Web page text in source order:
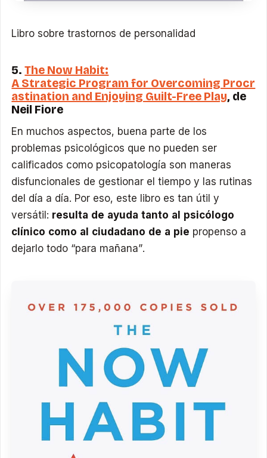
Libro sobre trastornos de personalidad
5.The Now Habit:
A Strategic Program for Overcoming Procr
astination and Enjoying Guilt-Free Play, de
Neil Fiore
En muchos aspectos, buena parte de los
problemas psicológicos que no pueden ser
calificados como psicopatología son maneras
disfuncionales de gestionar el tiempo y las rutinas
del día a día. Por eso, este libro es tan útil y
versátil: resulta de ayuda tanto al psicólogo
clínico como al ciudadano de a pie propenso a
dejarlo todo “para mañana”.